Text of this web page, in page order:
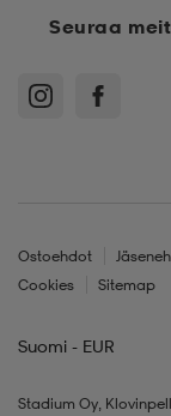
Seuraa
Ostoehdot
Cookies
Sitemap
Suomi - EUR
Stadium Oy,